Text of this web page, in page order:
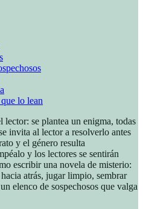
lo lean
se plantea un enigma, todas
invita al lector a resolverlo antes
y el género resulta
y los lectores se sentirán
escribir una novela de misterio:
atrás, jugar limpio, sembrar
elenco de sospechosos que valga